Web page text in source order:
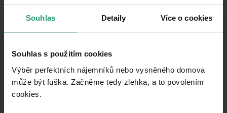
Souhlas Detaily Více o cookies
Souhlas s použitím cookies
Výběr perfektních nájemníků nebo vysněného domova
může být fuška. Začněme tedy zlehka, a to povolením
cookies.​
UMIESTNENIE Tichá lokalita
STAV
VYBAVENÉ Čiastočne